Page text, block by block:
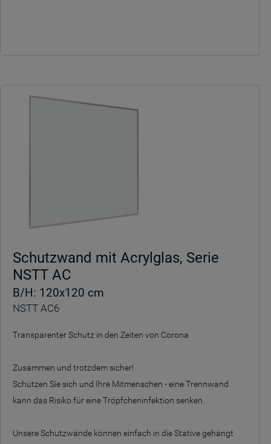
Schutzwand mit Acrylglas, Serie
NSTT AC
B/H: 120x120 cm
NSTT AC6
Transparenter Schutz in den Zeiten von Corona
Zusammen und trotzdem sicher!
Schützen Sie sich und Ihre Mitmenschen - eine Trennwand
kann das Risiko für eine Tröpfcheninfektion senken.
Unsere Schutzwände können einfach in die Stative gehängt